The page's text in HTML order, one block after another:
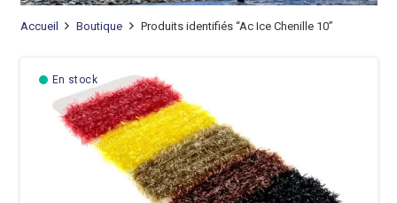
Accueil Boutique Produits identifiés “Ac Ice Chenille 10”
En stock